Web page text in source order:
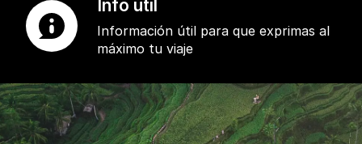
Info útil
Información útil para que exprimas al
máximo tu viaje